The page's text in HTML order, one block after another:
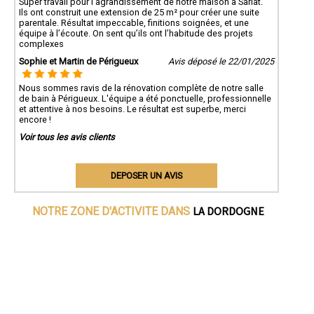
Ils ont construit une extension de 25 m² pour créer une suite
parentale. Résultat impeccable, finitions soignées, et une
équipe à l’écoute. On sent qu’ils ont l’habitude des projets
complexes
Sophie et Martin de Périgueux
Avis déposé le 22/01/2025
Nous sommes ravis de la rénovation complète de notre salle
de bain à Périgueux. L'équipe a été ponctuelle, professionnelle
et attentive à nos besoins. Le résultat est superbe, merci
encore !
Voir tous les avis clients
DEPOSER UN AVIS
NOTRE ZONE D'ACTIVITE DANS LA DORDOGNE